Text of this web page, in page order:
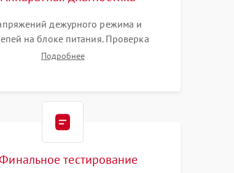
дежурного режима и
на блоке питания. Проверка
на плате T-Con с помощью
Подробнее
тестирование